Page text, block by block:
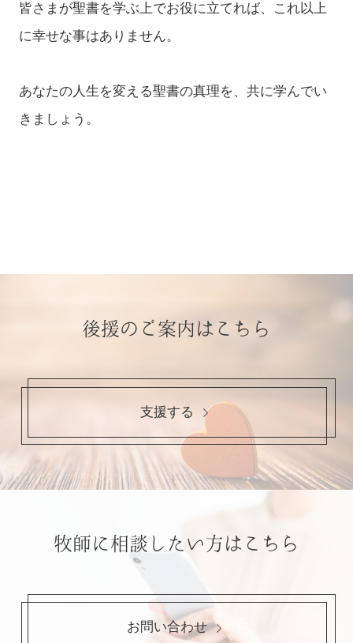
皆さまが聖書を学ぶ上でお役に立てれば、これ以上
に幸せな事はありません。
あなたの人生を変える聖書の真理を、共に学んでい
きましょう。
後援のご案内はこちら
支援する
牧師に相談したい方はこちら
お問い合わせ